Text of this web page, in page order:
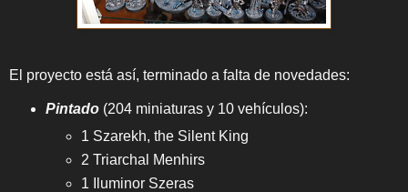
El proyecto está así, terminado a falta de novedades:
Pintado (204 miniaturas y 10 vehículos):
1 Szarekh, the Silent King
2 Triarchal Menhirs
1 Iluminor Szeras